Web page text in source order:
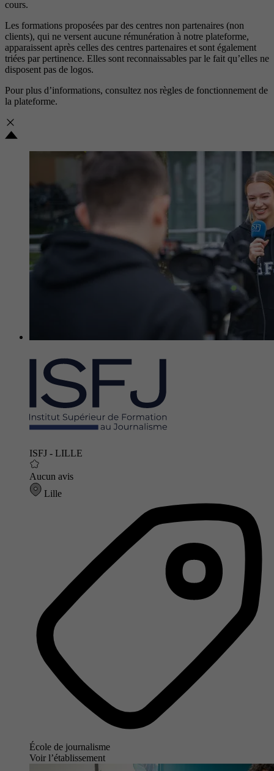
cours.
Les formations proposées par des centres non partenaires (non
clients), qui ne versent aucune rémunération à notre plateforme,
apparaissent après celles des centres partenaires et sont également
triées par pertinence. Elles sont reconnaissables par le fait qu’elles ne
disposent pas de logos.
Pour plus d’informations, consultez nos règles de fonctionnement de
la plateforme.
ISFJ - LILLE
Aucun avis
Lille
École de journalisme
Voir l’établissement